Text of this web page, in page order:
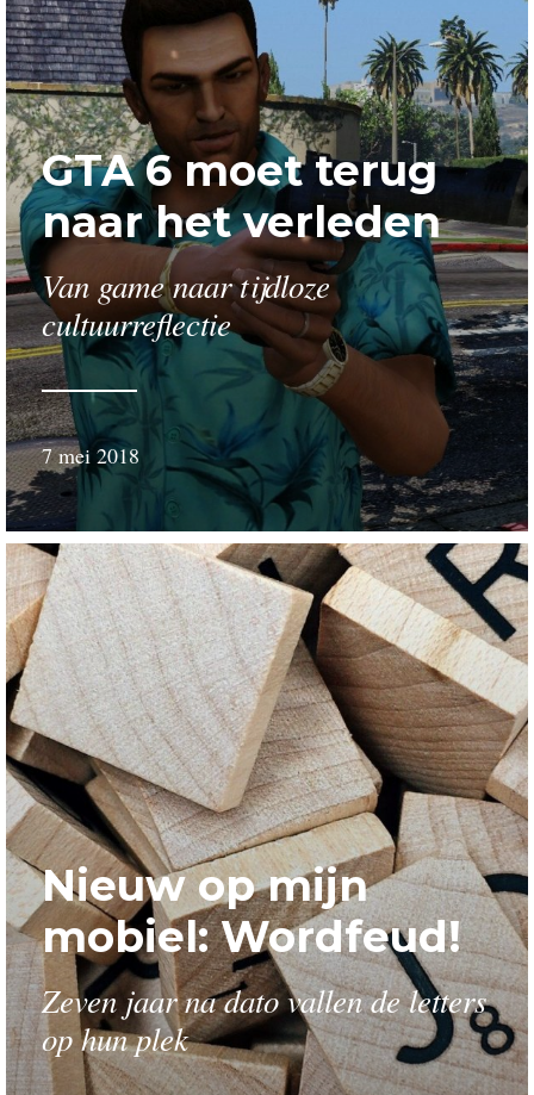
GTA 6 moet terug
naar het verleden
Van game naar tijdloze
cultuurreflectie
7 mei 2018
Gerard
van
Nieuwenhuijzen
Nieuw op mijn
mobiel: Wordfeud!
Zeven jaar na dato vallen de letters
op hun plek